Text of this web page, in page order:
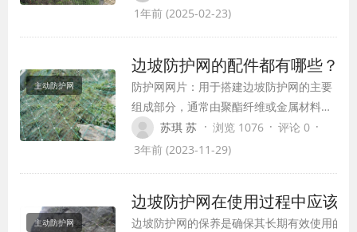
穷。在这个背景下，主动防护网作为一种全
1年前 (2025-02-23)
主动防护网
边坡防护网的配件都有哪些？
防护网网片：用于搭建边坡防护网的主要
组成部分，通常由聚酯纤维或金属材料制
成。 苏琪 苏 · 浏览 1076 · 评论 0 ·
3年前 (2023-11-29)
主动防护网
边坡防护网在使用过程中应该
边坡防护网的保养是确保其长期有效使用的